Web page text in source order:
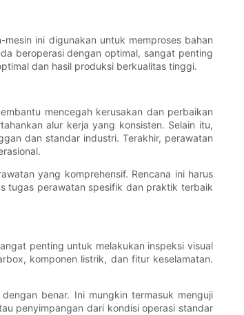
ini digunakan untuk memproses bahan
beroperasi dengan optimal, sangat penting
dan hasil produksi berkualitas tinggi.
mencegah kerusakan dan perbaikan
alur kerja yang konsisten. Selain itu,
dan standar industri. Terakhir, perawatan
yang komprehensif. Rencana ini harus
tugas perawatan spesifik dan praktik terbaik
penting untuk melakukan inspeksi visual
komponen listrik, dan fitur keselamatan.
benar. Ini mungkin termasuk menguji
penyimpangan dari kondisi operasi standar